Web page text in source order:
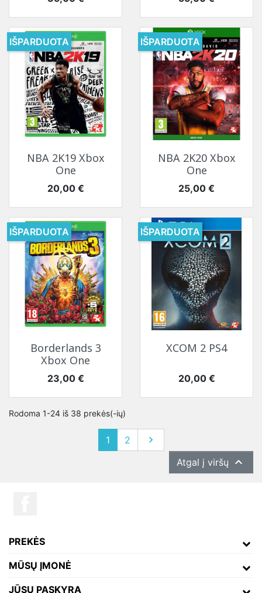
NBA 2K19 Xbox
One
Kaina
20,00 €
IŠPARDUOTA
NBA 2K20 Xbox
One
Kaina
25,00 €
IŠPARDUOTA
Borderlands 3
Xbox One
Kaina
23,00 €
IŠPARDUOTA
XCOM 2 PS4
Kaina
20,00 €
IŠPARDUOTA
Rodoma 1-24 iš 38 prekės(-ių)
1 2 Tęsti

Atgal į viršų 
PREKĖS
MŪSŲ ĮMONĖ
JŪSŲ PASKYRA